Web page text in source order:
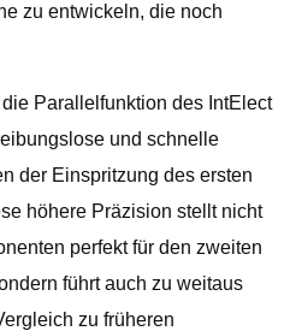
zu entwickeln, die noch
Parallelfunktion des IntElect
und schnelle
der Einspritzung des ersten
höhere Präzision stellt nicht
perfekt für den zweiten
führt auch zu weitaus
zu früheren